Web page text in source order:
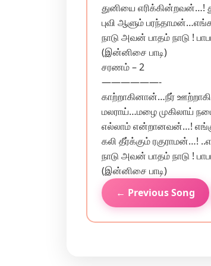
துனியை
புவி ஆளும்
நாடு அவன் பாதம் நாடு !
(இன்னிசை பாடி)
சரணம் – 2
——————-
காற்றாகினான்…நீர்
மலராய்…மழை முகிலாய்
எல்லாம் என்றானவன்…!
கலி தீர்க்கும் ரகுராமன்…!
நாடு அவன் பாதம் நாடு !
(இன்னிசை பாடி)
← Previous Song